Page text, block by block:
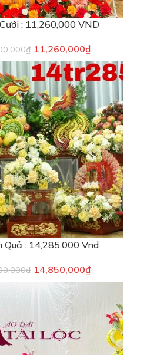
: 11,260,000 VND
₫ 11,260,000₫
Quả : 14,285,000 Vnd
₫ 14,850,000₫